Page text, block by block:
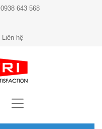
0938 643 568
Liên hệ